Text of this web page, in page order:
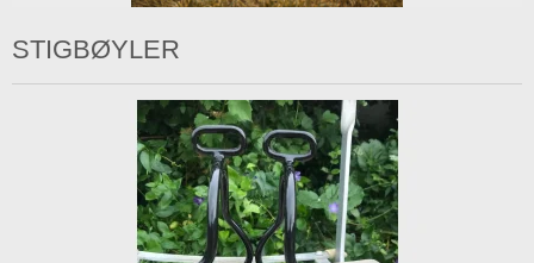
STIGBØYLER